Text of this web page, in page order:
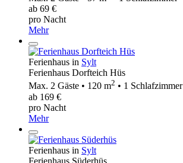
ab 69 €
pro Nacht
Mehr
Ferienhaus in Sylt
Ferienhaus Dorfteich Hüs
Max. 2 Gäste • 120 m2 • 1 Schlafzimmer
ab 169 €
pro Nacht
Mehr
Ferienhaus in Sylt
Ferienhaus Süderhüs